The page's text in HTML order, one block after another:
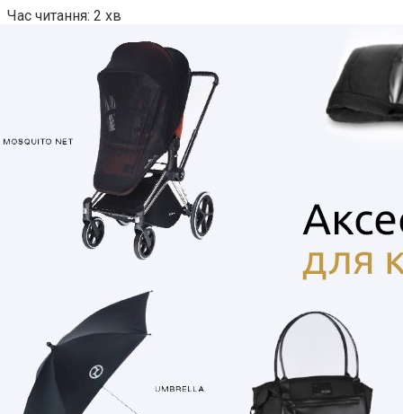
Час читання: 2 хв